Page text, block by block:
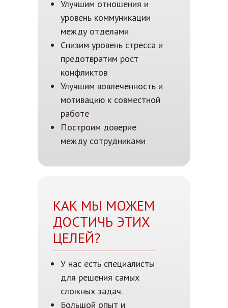
Улучшим отношения и
уровень коммуникации
между отделами
Снизим уровень стресса и
предотвратим рост
конфликтов
Улучшим вовлеченность и
мотивацию к совместной
работе
Построим доверие
между сотрудниками
КАК МЫ МОЖЕМ
ДОСТИЧЬ ЭТИХ
ЦЕЛЕЙ?
У нас есть специалисты
для решения самых
сложных задач.
Большой опыт и